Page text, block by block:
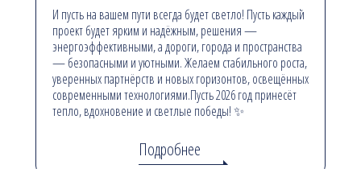
И пусть на вашем пути всегда будет светло! Пусть каждый
проект будет ярким и надёжным, решения —
энергоэффективными, а дороги, города и пространства
— безопасными и уютными. Желаем стабильного роста,
уверенных партнёрств и новых горизонтов, освещённых
современными технологиями.Пусть 2026 год принесёт
тепло, вдохновение и светлые победы! ✨
Подробнее